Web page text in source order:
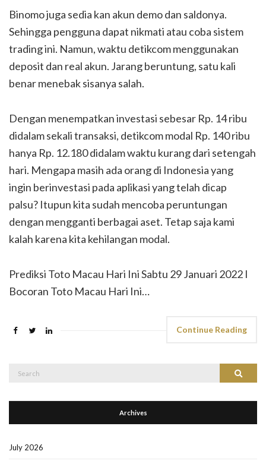
Binomo juga sedia kan akun demo dan saldonya.
Sehingga pengguna dapat nikmati atau coba sistem
trading ini. Namun, waktu detikcom menggunakan
deposit dan real akun. Jarang beruntung, satu kali
benar menebak sisanya salah.
Dengan menempatkan investasi sebesar Rp. 14 ribu
didalam sekali transaksi, detikcom modal Rp. 140 ribu
hanya Rp. 12.180 didalam waktu kurang dari setengah
hari. Mengapa masih ada orang di Indonesia yang
ingin berinvestasi pada aplikasi yang telah dicap
palsu? Itupun kita sudah mencoba peruntungan
dengan mengganti berbagai aset. Tetap saja kami
kalah karena kita kehilangan modal.
Prediksi Toto Macau Hari Ini Sabtu 29 Januari 2022 I
Bocoran Toto Macau Hari Ini…
Continue Reading
Search
Archives
July 2026